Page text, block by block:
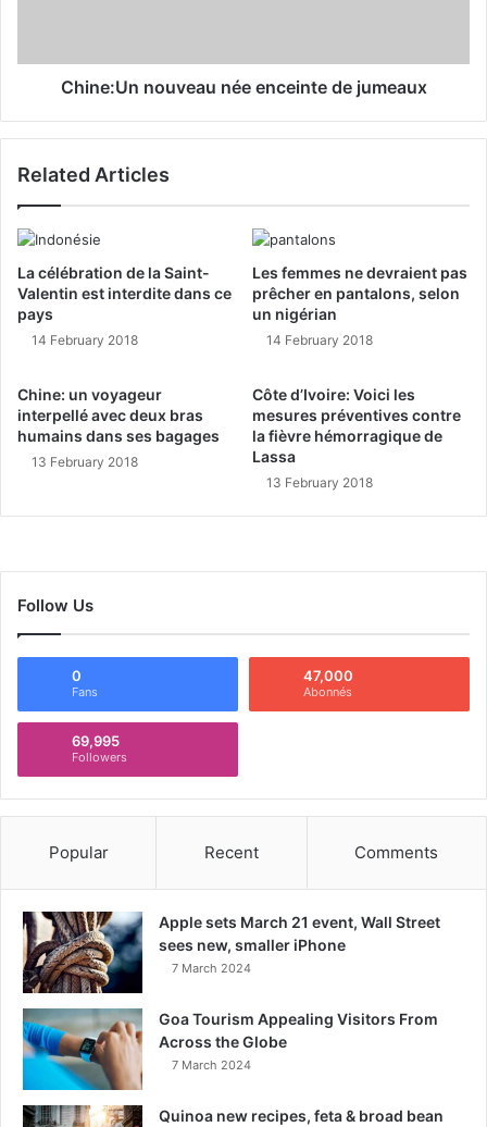
Chine:Un nouveau née enceinte de jumeaux
Related Articles
La célébration de la Saint-
Valentin est interdite dans ce
pays
14 February 2018
Les femmes ne devraient pas
prêcher en pantalons, selon
un nigérian
14 February 2018
Chine: un voyageur
interpellé avec deux bras
humains dans ses bagages
13 February 2018
Côte d’Ivoire: Voici les
mesures préventives contre
la fièvre hémorragique de
Lassa
13 February 2018
Follow Us
0
Fans
47,000
Abonnés
69,995
Followers
Popular Recent Comments
Apple sets March 21 event, Wall Street
sees new, smaller iPhone
7 March 2024
Goa Tourism Appealing Visitors From
Across the Globe
7 March 2024
Quinoa new recipes, feta & broad bean